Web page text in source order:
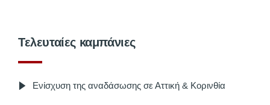
Τελευταίες καμπάνιες
Ενίσχυση της αναδάσωσης σε Αττική & Κορινθία